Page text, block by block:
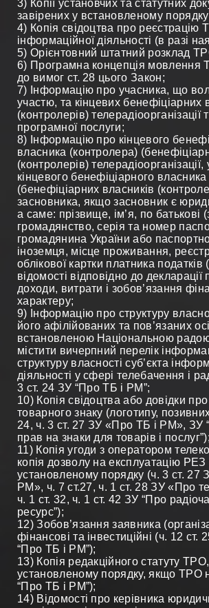
3) Копії установчих та статутних
завірених у встановленому
4) Копія свідоцтва про реєстрацію
інформаційної діяльності (в разі
5) Орієнтовний штатний розклад
6) Програмна концепція мовлення
до вимог ст. 28 цього Закон;
7) Інформацію про учасника, що
участю, та кінцевих бенефіціарних
(контролерів)
програмної послуги;
8) Інформацію про кінцевого
власника (контролера)
(контролерів) телерадіоорганізації,
кінцевого бенефіціарного
(бенефіціарних власників
засновника, якщо засновник є
а саме: прізвище, ім’я, по батькові
громадянство, серія та номер
громадянина України або
іноземця, місце проживання,
облікової картки платника податків
відомості відповідно до
доходи, витрати і зобов’язання
характеру;
9) Інформацію про структуру
його афілійованих та пов’язаних
встановленою Національною
містити вичерпний перелік
структуру власності суб’єкта
діяльності у сфері телебачення і
3 ст. 24 ЗУ “Про ТБ і РМ”;
10) Копія свідоцтва або довідки
товарного знаку (логотипу,
24, ч. 3 ст. 27 ЗУ «Про ТБ і РМ», ЗУ
прав на знаки для товарів і послуг”);
11) Копія угоди з оператором
копія дозволу на експлуатацію РЕЗ
установленому порядку (ч. 3 ст. 27
РМ», ч. 7 ст.27, ч. 1 ст. 28 ЗУ «Про
ч. 1 ст. 32, ч. 1 ст. 42 ЗУ “Про
ресурс”);
12) Зобов’язання заявника
фінансові та інвестиційні (ч. 12 ст.
“Про ТБ і РМ”);
13) Копія редакційного статуту
установленому порядку, якщо ТРО
“Про ТБ і РМ”);
14) Відомості про керівника